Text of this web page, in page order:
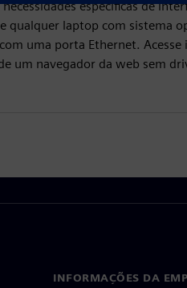
específicas de
qualquer laptop com sistema
uma porta Ethernet. Acesse
um navegador da web sem
INFORMAÇÕES DA